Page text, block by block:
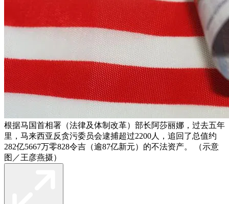
根据马国首相署（法律及体制改革）部长阿莎丽娜，过去五年
里，马来西亚反贪污委员会逮捕超过2200人，追回了总值约
282亿5667万零828令吉（逾87亿新元）的不法资产。 （示意
图／王彦燕摄）